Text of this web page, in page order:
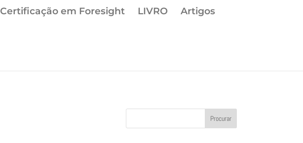
Certificação em Foresight LIVRO Artigos
Procurar